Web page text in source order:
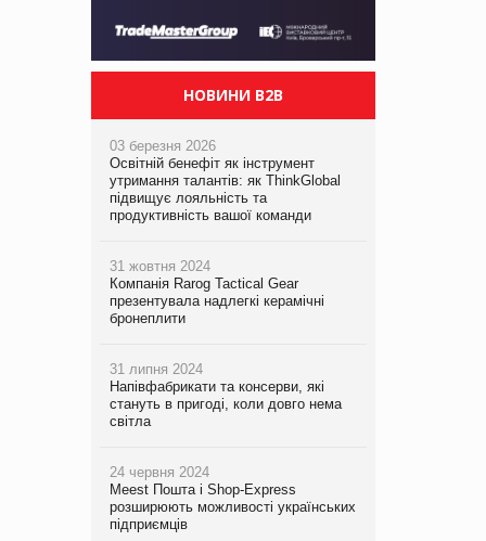
НОВИНИ B2B
03 березня 2026
Освітній бенефіт як інструмент
утримання талантів: як ThinkGlobal
підвищує лояльність та
продуктивність вашої команди
31 жовтня 2024
Компанія Rarog Tactical Gear
презентувала надлегкі керамічні
бронеплити
31 липня 2024
Напівфабрикати та консерви, які
стануть в пригоді, коли довго нема
світла
24 червня 2024
Meest Пошта і Shop-Express
розширюють можливості українських
підприємців